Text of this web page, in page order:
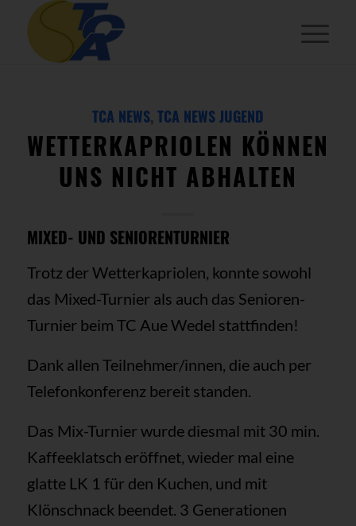
TCA NEWS, TCA NEWS JUGEND
WETTERKAPRIOLEN KÖNNEN
UNS NICHT ABHALTEN
MIXED- UND SENIORENTURNIER
Trotz der Wetterkapriolen, konnte sowohl
das Mixed-Turnier als auch das Senioren-
Turnier beim TC Aue Wedel stattfinden!
Dank allen Teilnehmer/innen, die auch per
Telefonkonferenz bereit standen.
Das Mix-Turnier wurde diesmal mit 30 min.
Kaffeeklatsch eröffnet, wieder mal eine
glatte LK 1 für den Kuchen, und mit
Klönschnack beendet. 3 Generationen